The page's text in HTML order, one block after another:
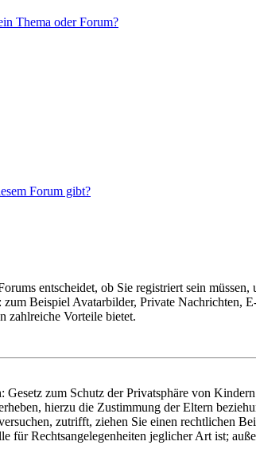
Thema oder Forum?
Forum gibt?
entscheidet, ob Sie registriert sein
Beispiel Avatarbilder, Private Nachrichten,
zahlreiche Vorteile bietet.
zum Schutz der Privatsphäre von
hierzu die Zustimmung der Eltern
zutrifft, ziehen Sie einen rechtlichen
für Rechtsangelegenheiten jeglicher Art ist;